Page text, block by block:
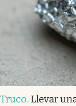
Truco. Llevar